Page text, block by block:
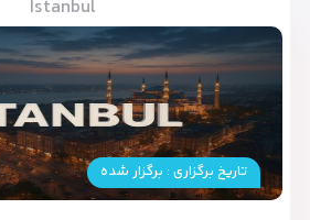
Istanbul
تاریخ برگزاری : برگزار شده